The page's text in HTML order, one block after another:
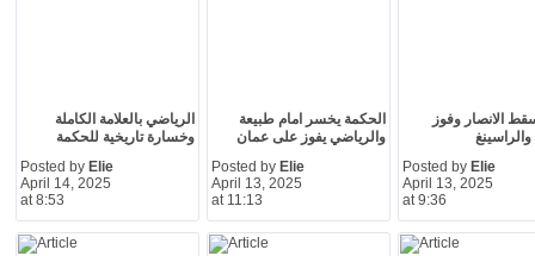
الرياضي بالعلامة الكاملة
وخسارة تاريخية للحكمة
Posted by Elie
April 14, 2025
at 8:53
الحكمة يخسر امام طبيعة
والرياضي يفوز على عمان
Posted by Elie
April 13, 2025
at 11:13
الانصار وفوز
Posted by Elie
April 13, 2025
at 9:36